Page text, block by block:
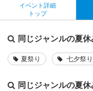
イベント詳細
トップ
同じジャンルの夏休
夏祭り 七夕祭り
同じジャンルの夏休